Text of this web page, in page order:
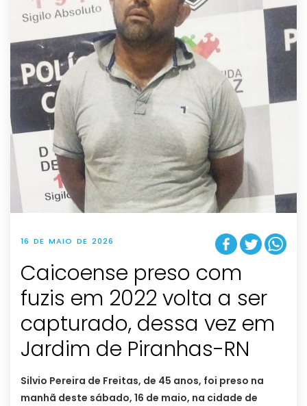
16 DE MAIO DE 2026
Caicoense preso com
fuzis em 2022 volta a ser
capturado, dessa vez em
Jardim de Piranhas-RN
Silvio Pereira de Freitas, de 45 anos, foi preso na
manhã deste sábado, 16 de maio, na cidade de